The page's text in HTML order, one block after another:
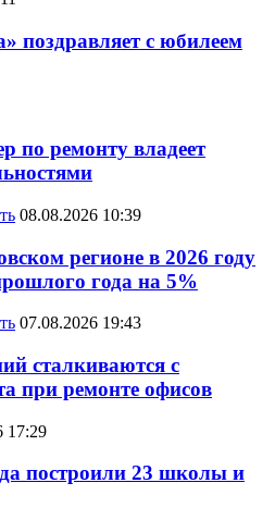
поздравляет с юбилеем
по ремонту владеет
08.08.2026 10:39
регионе в 2026 году
года на 5%
07.08.2026 19:43
сталкиваются с
при ремонте офисов
17:29
построили 23 школы и